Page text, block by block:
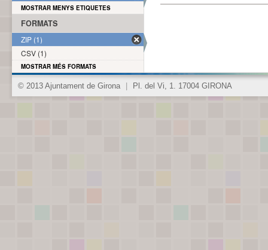
MOSTRAR MENYS ETIQUETES
FORMATS
ZIP (1)
CSV (1)
MOSTRAR MÉS FORMATS
© 2013 Ajuntament de Girona Pl. del Vi, 1. 17004 GIRONA